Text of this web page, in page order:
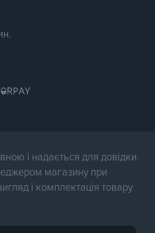
і надається для довідки.
магазину при
і комплектація товару